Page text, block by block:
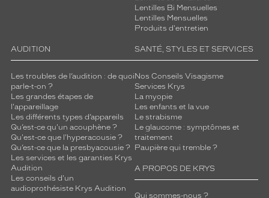
Lentilles Bi Mensuelles
Lentilles Mensuelles
Produits d'entretien
AUDITION
Les troubles de l’audition : de quoi
parle-t-on ?
Les grandes étapes de
l'appareillage
Les différents types d’appareils
Qu’est-ce qu'un acouphène ?
Qu'est-ce que l'hyperacousie ?
Qu’est-ce que la presbyacousie ?
Les services et les garanties Krys
Audition
Les conseils d'un
audioprothésiste Krys Audition
SANTÉ, STYLES ET SERVICES
Nos Conseils Visagisme
Services Krys
La myopie
Les enfants et la vue
Le strabisme
Le glaucome : symptômes et
traitement
Paupière qui tremble ?
A PROPOS DE KRYS
Qui sommes-nous ?